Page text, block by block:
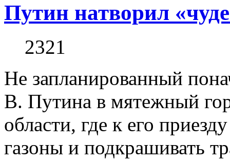
Путин натворил
2321
Не запланированный
В. Путина в мятежный
области, где к его
газоны и подкрашивать